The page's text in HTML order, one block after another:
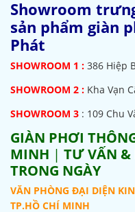
Showroom
sản phẩm giàn
Phát
SHOWROOM 1 : 386 Hiệp
SHOWROOM 2 : Kha Vạn
SHOWROOM 3 : 109 Chu
GIÀN PHƠI
MINH | TƯ VẤN &
TRONG NGÀY
VĂN PHÒNG ĐẠI DIỆN
TP.HỒ CHÍ MINH